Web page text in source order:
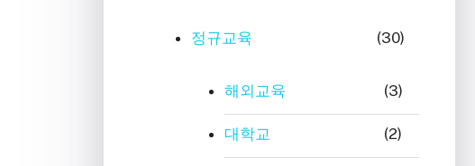
정규교육 (30)
해외교육 (3)
대학교 (2)